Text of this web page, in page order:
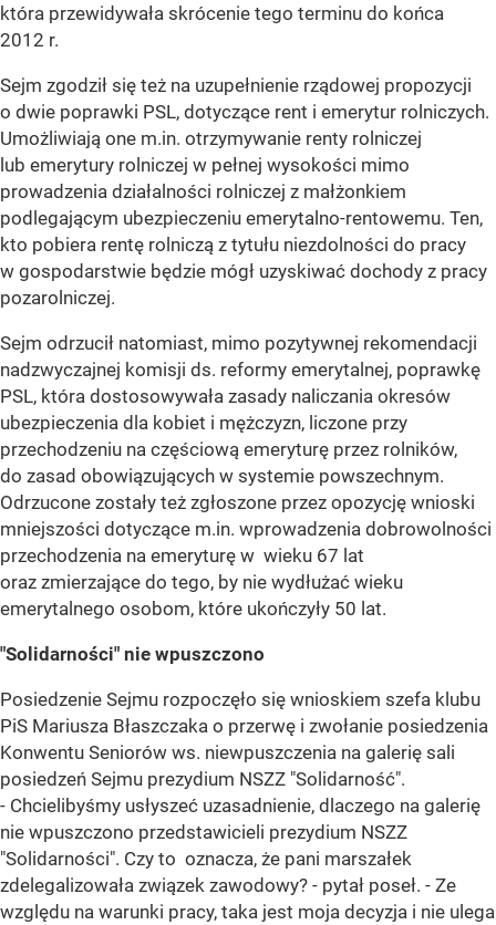
która przewidywała skrócenie tego terminu do końca
2012 r.
Sejm zgodził się też na uzupełnienie rządowej propozycji
o dwie poprawki PSL, dotyczące rent i emerytur rolniczych.
Umożliwiają one m.in. otrzymywanie renty rolniczej
lub emerytury rolniczej w pełnej wysokości mimo
prowadzenia działalności rolniczej z małżonkiem
podlegającym ubezpieczeniu emerytalno-rentowemu. Ten,
kto pobiera rentę rolniczą z tytułu niezdolności do pracy
w gospodarstwie będzie mógł uzyskiwać dochody z pracy
pozarolniczej.
Sejm odrzucił natomiast, mimo pozytywnej rekomendacji
nadzwyczajnej komisji ds. reformy emerytalnej, poprawkę
PSL, która dostosowywała zasady naliczania okresów
ubezpieczenia dla kobiet i mężczyzn, liczone przy
przechodzeniu na częściową emeryturę przez rolników,
do zasad obowiązujących w systemie powszechnym.
Odrzucone zostały też zgłoszone przez opozycję wnioski
mniejszości dotyczące m.in. wprowadzenia dobrowolności
przechodzenia na emeryturę w wieku 67 lat
oraz zmierzające do tego, by nie wydłużać wieku
emerytalnego osobom, które ukończyły 50 lat.
"Solidarności" nie wpuszczono
Posiedzenie Sejmu rozpoczęło się wnioskiem szefa klubu
PiS Mariusza Błaszczaka o przerwę i zwołanie posiedzenia
Konwentu Seniorów ws. niewpuszczenia na galerię sali
posiedzeń Sejmu prezydium NSZZ "Solidarność".
- Chcielibyśmy usłyszeć uzasadnienie, dlaczego na galerię
nie wpuszczono przedstawicieli prezydium NSZZ
"Solidarności". Czy to oznacza, że pani marszałek
zdelegalizowała związek zawodowy? - pytał poseł. - Ze
względu na warunki pracy, taka jest moja decyzja i nie ulega